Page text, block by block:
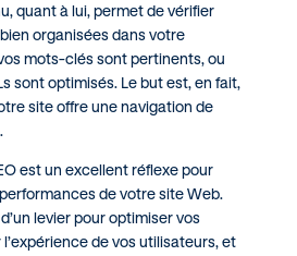
quant à lui, permet de vérifier
organisées dans votre
mots-clés sont pertinents, ou
sont optimisés. Le but est, en fait,
site offre une navigation de
est un excellent réflexe pour
de votre site Web.
levier pour optimiser vos
de vos utilisateurs, et